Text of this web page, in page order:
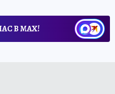
В МАХ!